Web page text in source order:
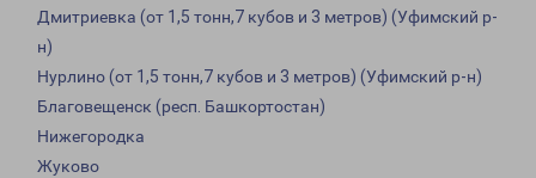
Дмитриевка (от 1,5 тонн,7 кубов и 3 метров) (Уфимский р-
н)
Нурлино (от 1,5 тонн,7 кубов и 3 метров) (Уфимский р-н)
Благовещенск (респ. Башкортостан)
Нижегородка
Жуково